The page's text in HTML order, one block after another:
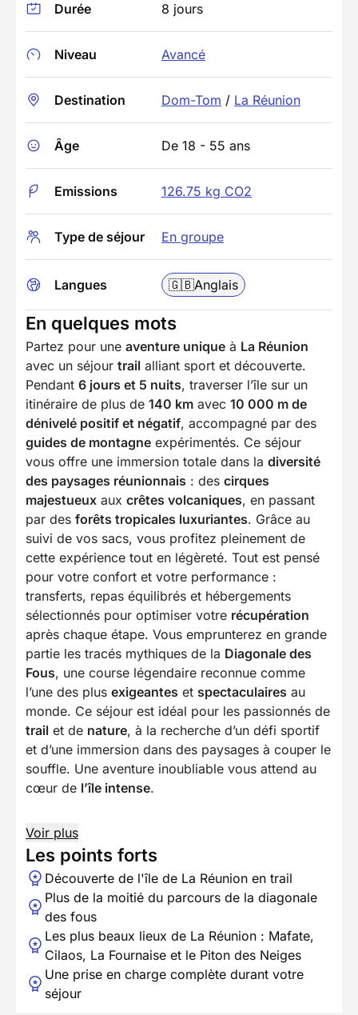
Durée 8 jours
Niveau Avancé
Destination Dom-Tom / La Réunion
Âge De 18 - 55 ans
Emissions 126.75 kg CO2
Type de séjour En groupe
Langues 🇬🇧Anglais
En quelques mots
Partez pour une aventure unique à La Réunion
avec un séjour trail alliant sport et découverte.
Pendant 6 jours et 5 nuits, traverser l’île sur un
itinéraire de plus de 140 km avec 10 000 m de
dénivelé positif et négatif, accompagné par des
guides de montagne expérimentés. Ce séjour
vous offre une immersion totale dans la diversité
des paysages réunionnais : des cirques
majestueux aux crêtes volcaniques, en passant
par des forêts tropicales luxuriantes. Grâce au
suivi de vos sacs, vous profitez pleinement de
cette expérience tout en légèreté. Tout est pensé
pour votre confort et votre performance :
transferts, repas équilibrés et hébergements
sélectionnés pour optimiser votre récupération
après chaque étape. Vous emprunterez en grande
partie les tracés mythiques de la Diagonale des
Fous, une course légendaire reconnue comme
l’une des plus exigeantes et spectaculaires au
monde. Ce séjour est idéal pour les passionnés de
trail et de nature, à la recherche d’un défi sportif
et d’une immersion dans des paysages à couper le
souffle. Une aventure inoubliable vous attend au
cœur de l’île intense.
Voir plus
Les points forts
Découverte de l'île de La Réunion en trail
Plus de la moitié du parcours de la diagonale
des fous
Les plus beaux lieux de La Réunion : Mafate,
Cilaos, La Fournaise et le Piton des Neiges
Une prise en charge complète durant votre
séjour